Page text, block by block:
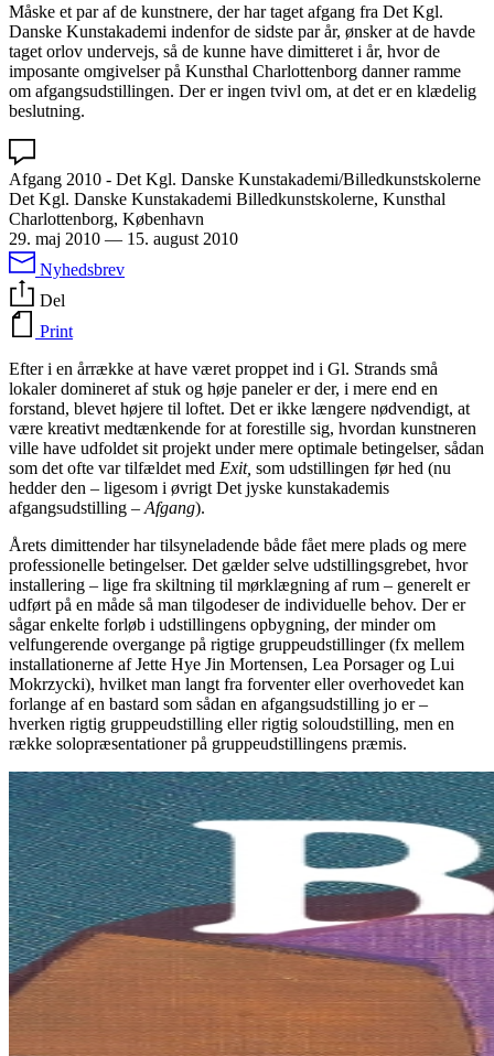
Måske et par af de kunstnere, der har taget afgang fra Det Kgl.
Danske Kunstakademi indenfor de sidste par år, ønsker at de havde
taget orlov undervejs, så de kunne have dimitteret i år, hvor de
imposante omgivelser på Kunsthal Charlottenborg danner ramme
om afgangsudstillingen. Der er ingen tvivl om, at det er en klædelig
beslutning.
Afgang 2010 - Det Kgl. Danske Kunstakademi/Billedkunstskolerne
Det Kgl. Danske Kunstakademi Billedkunstskolerne, Kunsthal
Charlottenborg, København
29. maj 2010 — 15. august 2010
Nyhedsbrev
Del
Print
Efter i en årrække at have været proppet ind i Gl. Strands små
lokaler domineret af stuk og høje paneler er der, i mere end en
forstand, blevet højere til loftet. Det er ikke længere nødvendigt, at
være kreativt medtænkende for at forestille sig, hvordan kunstneren
ville have udfoldet sit projekt under mere optimale betingelser, sådan
som det ofte var tilfældet med Exit, som udstillingen før hed (nu
hedder den – ligesom i øvrigt Det jyske kunstakademis
afgangsudstilling – Afgang).
Årets dimittender har tilsyneladende både fået mere plads og mere
professionelle betingelser. Det gælder selve udstillingsgrebet, hvor
installering – lige fra skiltning til mørklægning af rum – generelt er
udført på en måde så man tilgodeser de individuelle behov. Der er
sågar enkelte forløb i udstillingens opbygning, der minder om
velfungerende overgange på rigtige gruppeudstillinger (fx mellem
installationerne af Jette Hye Jin Mortensen, Lea Porsager og Lui
Mokrzycki), hvilket man langt fra forventer eller overhovedet kan
forlange af en bastard som sådan en afgangsudstilling jo er –
hverken rigtig gruppeudstilling eller rigtig soloudstilling, men en
række solopræsentationer på gruppeudstillingens præmis.